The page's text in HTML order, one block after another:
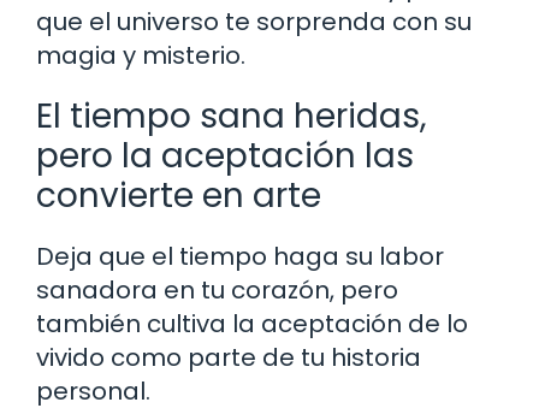
que el universo te sorprenda con su
magia y misterio.
El tiempo sana heridas,
pero la aceptación las
convierte en arte
Deja que el tiempo haga su labor
sanadora en tu corazón, pero
también cultiva la aceptación de lo
vivido como parte de tu historia
personal.